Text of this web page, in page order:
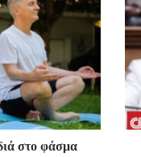
στο φάσμα